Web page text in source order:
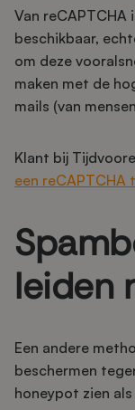
Van reCAPTCHA
beschikbaar,
om deze
maken met de
mails (van
Klant bij
een reCAPTCHA
leiden
Een andere
beschermen
honeypot zien als